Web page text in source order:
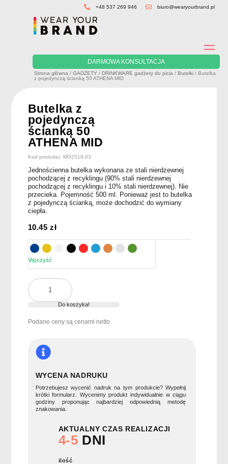
+48 537 269 946 biuro@wearyourbrand.pl
DARMOWA KONSULTACJA
Strona główna /GADŻETY / DRINKWARE gadżety do picia / Butelki / Butelka
z pojedynczą ścianką 50 ATHENA MID
Butelka z
pojedynczą
ścianką 50
ATHENA MID
Kod produktu: MO2516-03
Jednościenna butelka wykonana ze stali nierdzewnej
pochodzącej z recyklingu (90% stali nierdzewnej
pochodzącej z recyklingu i 10% stali nierdzewnej). Nie
przecieka. Pojemność 500 ml. Ponieważ jest to butelka
z pojedynczą ścianką, może dochodzić do wymiany
ciepła.
10.45zł
Wyczyść
ilość
Butelka
ścianką
ATHENA
MID
Do koszyka!
Podane ceny są cenami netto.
WYCENA NADRUKU
Potrzebujesz wycenić nadruk na tym produkcie? Wypełnij
krótki formularz. Wycenimy produkt indywidualnie w ciągu
godziny proponując najbardziej odpowiednią metodę
znakowania.
AKTUALNY CZAS REALIZACJI
4-5 DNI
ilość